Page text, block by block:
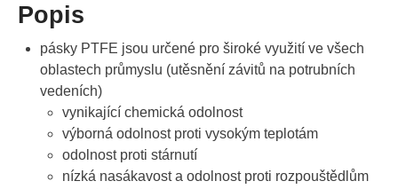
Popis
pásky PTFE jsou určené pro široké využití ve všech
oblastech průmyslu (utěsnění závitů na potrubních
vedeních)
vynikající chemická odolnost
výborná odolnost proti vysokým teplotám
odolnost proti stárnutí
nízká nasákavost a odolnost proti rozpouštědlům